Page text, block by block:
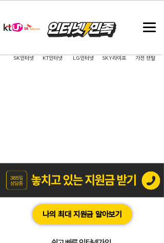
SK인터넷 LG인터넷 SKY라이프
KT인터넷 가전 렌탈
나의 최대 지원금 알아보기